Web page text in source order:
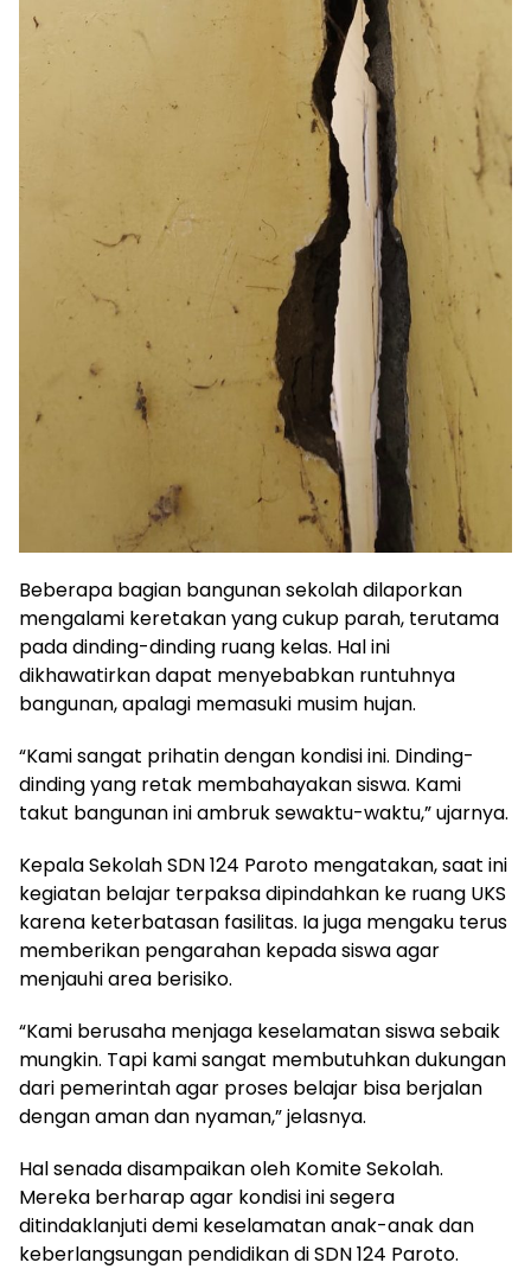
Beberapa bagian bangunan sekolah dilaporkan
mengalami keretakan yang cukup parah, terutama
pada dinding-dinding ruang kelas. Hal ini
dikhawatirkan dapat menyebabkan runtuhnya
bangunan, apalagi memasuki musim hujan.
“Kami sangat prihatin dengan kondisi ini. Dinding-
dinding yang retak membahayakan siswa. Kami
takut bangunan ini ambruk sewaktu-waktu,” ujarnya.
Kepala Sekolah SDN 124 Paroto mengatakan, saat ini
kegiatan belajar terpaksa dipindahkan ke ruang UKS
karena keterbatasan fasilitas. Ia juga mengaku terus
memberikan pengarahan kepada siswa agar
menjauhi area berisiko.
“Kami berusaha menjaga keselamatan siswa sebaik
mungkin. Tapi kami sangat membutuhkan dukungan
dari pemerintah agar proses belajar bisa berjalan
dengan aman dan nyaman,” jelasnya.
Hal senada disampaikan oleh Komite Sekolah.
Mereka berharap agar kondisi ini segera
ditindaklanjuti demi keselamatan anak-anak dan
keberlangsungan pendidikan di SDN 124 Paroto.